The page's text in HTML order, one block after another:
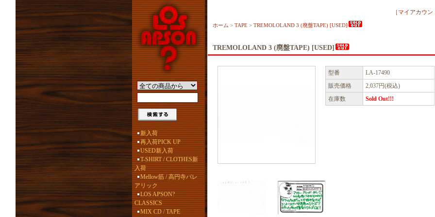
新入荷
再入荷PICK UP
USED新入荷
T-SHIRT / CLOTHES新
入荷
Mellow筋 / 高円寺バレ
アリック
LOS APSON?
CLASSICS
MIX CD / TAPE
［ マイアカウン
ホーム > TAPE > TREMOLOLAND 3 (廃盤TAPE) [USED]
TREMOLOLAND 3 (廃盤TAPE) [USED]
型番
LA-17490
販売価格
2,037円(税込)
在庫数
Sold Out!!!